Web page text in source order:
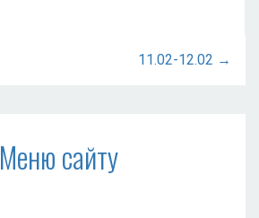
11.02-12.02 →
Меню сайту